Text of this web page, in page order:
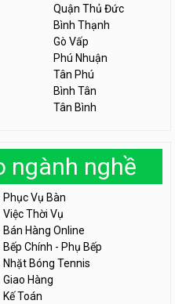
Quận Thủ Đức
Bình Thạnh
Gò Vấp
Phú Nhuận
Tân Phú
Bình Tân
Tân Bình
ngành nghề
Phục Vụ Bàn
Việc Thời Vụ
Bán Hàng Online
Bếp Chính - Phụ Bếp
Nhặt Bóng Tennis
Giao Hàng
Kế Toán